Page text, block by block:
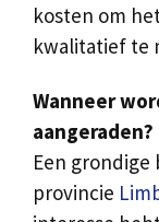
kosten om
kwalitatief te
Wanneer
aangeraden?
Een
provincie